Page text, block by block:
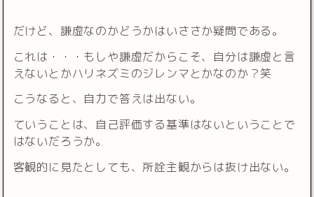
だけど、謙虚なのかどうかはいささか疑問である。
これは・・・もしや謙虚だからこそ、自分は謙虚と言
えないとかハリネズミのジレンマとかなのか？笑
こうなると、自力で答えは出ない。
ていうことは、自己評価する基準はないということで
はないだろうか。
客観的に見たとしても、所詮主観からは抜け出ない。